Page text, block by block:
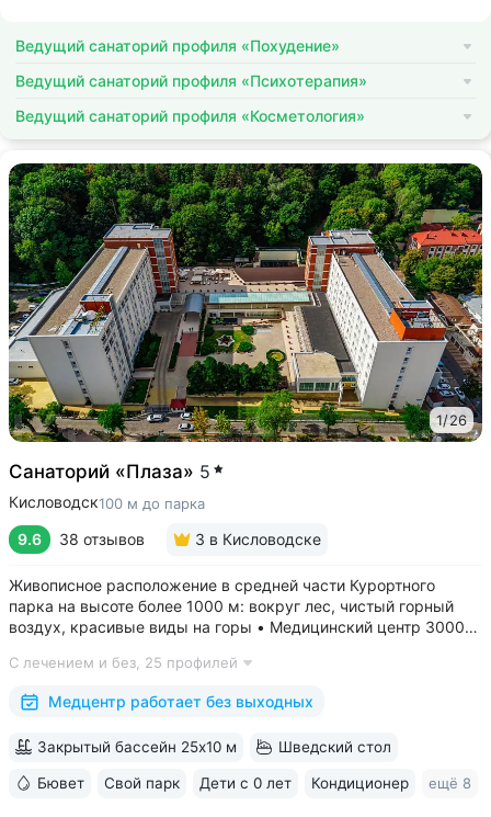
Ведущий санаторий профиля «Похудение»
Ведущий санаторий профиля «Психотерапия»
Ведущий санаторий профиля «Косметология»
1/26
Санаторий «Плаза» 5
Кисловодск100 м до парка
9.6 38 отзывов 3 в Кисловодске
Живописное расположение в средней части Курортного
парка на высоте более 1000 м: вокруг лес, чистый горный
воздух, красивые виды на горы • Медицинский центр 3000
квалификации • Более 1000 видов диагностики и ДНК-
исследований. Есть диагностика...
С лечением и без, 25 профилей
Медцентр работает без выходных
Закрытый бассейн 25x10 м Шведский стол
Бювет Свой парк Дети с 0 лет Кондиционер ещё 8